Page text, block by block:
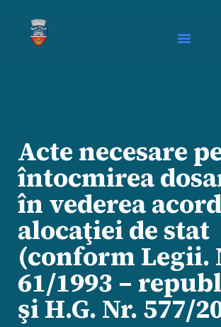
Acte necesare
întocmirea
în vederea
alocaţiei de stat
(conform Legii.
61/1993 –
şi H.G. Nr. 577/